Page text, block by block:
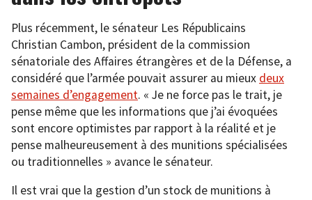
Plus récemment, le sénateur Les Républicains
Christian Cambon, président de la commission
sénatoriale des Affaires étrangères et de la Défense, a
considéré que l’armée pouvait assurer au mieux deux
semaines d’engagement. « Je ne force pas le trait, je
pense même que les informations que j’ai évoquées
sont encore optimistes par rapport à la réalité et je
pense malheureusement à des munitions spécialisées
ou traditionnelles » avance le sénateur.
Il est vrai que la gestion d’un stock de munitions à